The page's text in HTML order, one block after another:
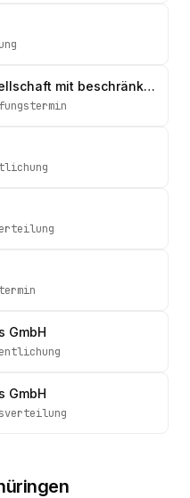
Haschke Bedachungen Gesellschaft mit beschränkter Haftung
GmbH
GmbH